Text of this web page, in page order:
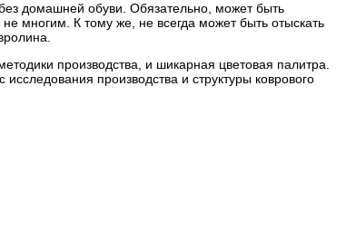
домашней обуви. Обязательно, может быть
многим. К тому же, не всегда может быть отыскать
производства, и шикарная цветовая палитра.
производства и структуры коврового